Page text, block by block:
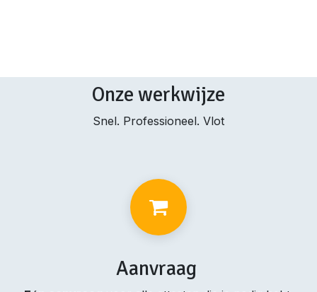
Onze werkwijze
Snel. Professioneel. Vlot
Aanvraag